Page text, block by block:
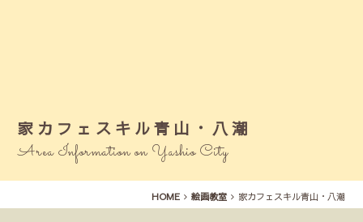
家カフェスキル青山・八潮
Area Information on Yashio City
HOME 絵画教室 家カフェスキル青山・八潮